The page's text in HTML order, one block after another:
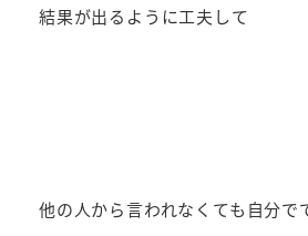
結果が出るように工夫して
他の人から言われなくても自分で